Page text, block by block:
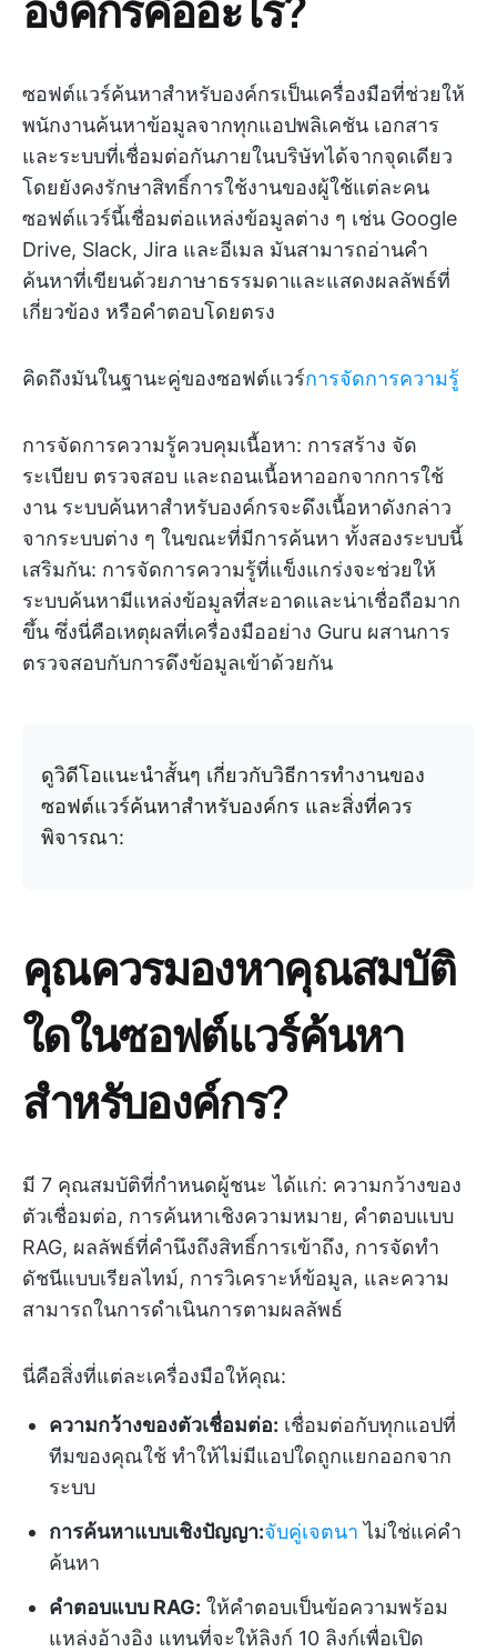
ซอฟต์แวร์ค้นหาสำหรับองค์กรเป็นเครื่องมือที่ช่วยให้
พนักงานค้นหาข้อมูลจากทุกแอปพลิเคชัน เอกสาร
และระบบที่เชื่อมต่อกันภายในบริษัทได้จากจุดเดียว
โดยยังคงรักษาสิทธิ์การใช้งานของผู้ใช้แต่ละคน
ซอฟต์แวร์นี้เชื่อมต่อแหล่งข้อมูลต่าง ๆ เช่น Google
Drive, Slack, Jira และอีเมล มันสามารถอ่านคำ
ค้นหาที่เขียนด้วยภาษาธรรมดาและแสดงผลลัพธ์ที่
เกี่ยวข้อง หรือคำตอบโดยตรง
คิดถึงมันในฐานะคู่ของซอฟต์แวร์การจัดการความรู้
การจัดการความรู้ควบคุมเนื้อหา: การสร้าง จัด
ระเบียบ ตรวจสอบ และถอนเนื้อหาออกจากการใช้
งาน ระบบค้นหาสำหรับองค์กรจะดึงเนื้อหาดังกล่าว
จากระบบต่าง ๆ ในขณะที่มีการค้นหา ทั้งสองระบบนี้
เสริมกัน: การจัดการความรู้ที่แข็งแกร่งจะช่วยให้
ระบบค้นหามีแหล่งข้อมูลที่สะอาดและน่าเชื่อถือมาก
ขึ้น ซึ่งนี่คือเหตุผลที่เครื่องมืออย่าง Guru ผสานการ
ตรวจสอบกับการดึงข้อมูลเข้าด้วยกัน
ดูวิดีโอแนะนำสั้นๆ เกี่ยวกับวิธีการทำงานของ
ซอฟต์แวร์ค้นหาสำหรับองค์กร และสิ่งที่ควร
พิจารณา:
คุณควรมองหาคุณสมบัติ
ใดในซอฟต์แวร์ค้นหา
สำหรับองค์กร?
มี 7 คุณสมบัติที่กำหนดผู้ชนะ ได้แก่: ความกว้างของ
ตัวเชื่อมต่อ, การค้นหาเชิงความหมาย, คำตอบแบบ
RAG, ผลลัพธ์ที่คำนึงถึงสิทธิ์การเข้าถึง, การจัดทำ
ดัชนีแบบเรียลไทม์, การวิเคราะห์ข้อมูล, และความ
สามารถในการดำเนินการตามผลลัพธ์
นี่คือสิ่งที่แต่ละเครื่องมือให้คุณ:
ความกว้างของตัวเชื่อมต่อ: เชื่อมต่อกับทุกแอปที่
ทีมของคุณใช้ ทำให้ไม่มีแอปใดถูกแยกออกจาก
ระบบ
การค้นหาแบบเชิงปัญญา:จับคู่เจตนา ไม่ใช่แค่คำ
ค้นหา
คำตอบแบบ RAG: ให้คำตอบเป็นข้อความพร้อม
แหล่งอ้างอิง แทนที่จะให้ลิงก์ 10 ลิงก์เพื่อเปิด